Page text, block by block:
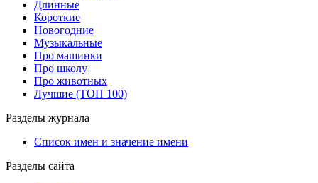
Длинные
Короткие
Новогодние
Музыкальные
Про машинки
Про школу
Про животных
Лучшие (ТОП 100)
Разделы журнала
Список имен и значение имени
Разделы сайта